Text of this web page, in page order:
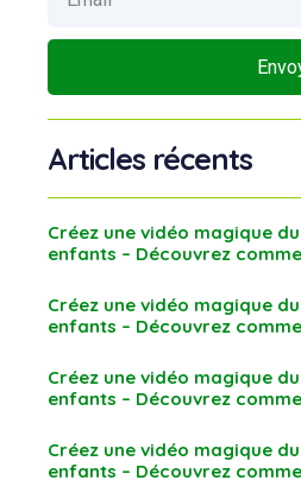
Articles récents
Créez une vidéo magique
enfants – Découvrez
Créez une vidéo magique
enfants – Découvrez
Créez une vidéo magique
enfants – Découvrez
Créez une vidéo magique
enfants – Découvrez